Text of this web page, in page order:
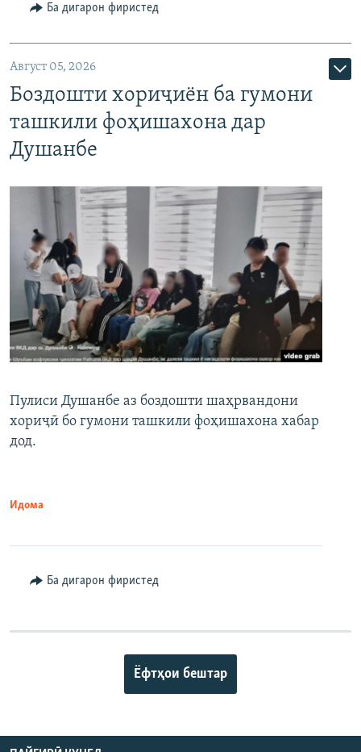
Ба дигарон фиристед
Август 05, 2026
Боздошти хориҷиён ба гумони
ташкили фоҳишахона дар
Душанбе
Пулиси Душанбе аз боздошти шаҳрвандони
хориҷӣ бо гумони ташкили фоҳишахона хабар
дод.
Идома
Ба дигарон фиристед
Ёфтҳои бештар